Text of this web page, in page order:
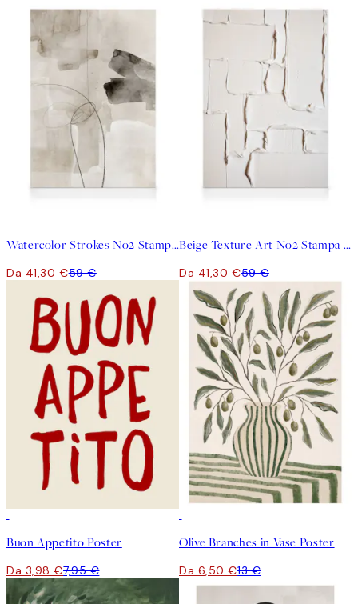
Watercolor Strokes No2 Stampa su Tela
Da 41,30 €59 €
Beige Texture Art No2 Stampa su Tela
Da 41,30 €59 €
Buon Appetito Poster
Da 3,98 €7,95 €
Olive Branches in Vase Poster
Da 6,50 €13 €